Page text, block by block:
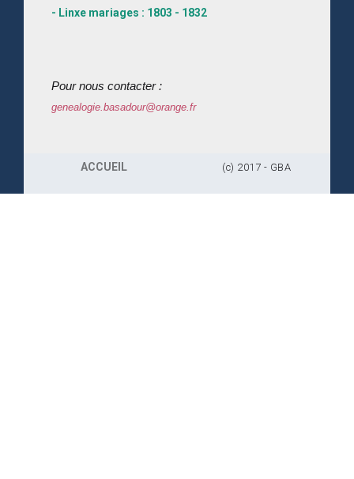
- Linxe mariages : 1803 - 1832
Pour nous contacter :
genealogie.basadour@orange.fr
ACCUEIL (c) 2017 - GBA